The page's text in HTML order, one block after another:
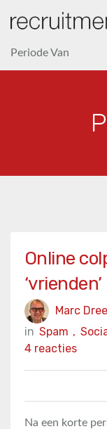
Periode Van
Online
‘vrienden’
Marc
in Spam ,
4 reacties
Na een korte